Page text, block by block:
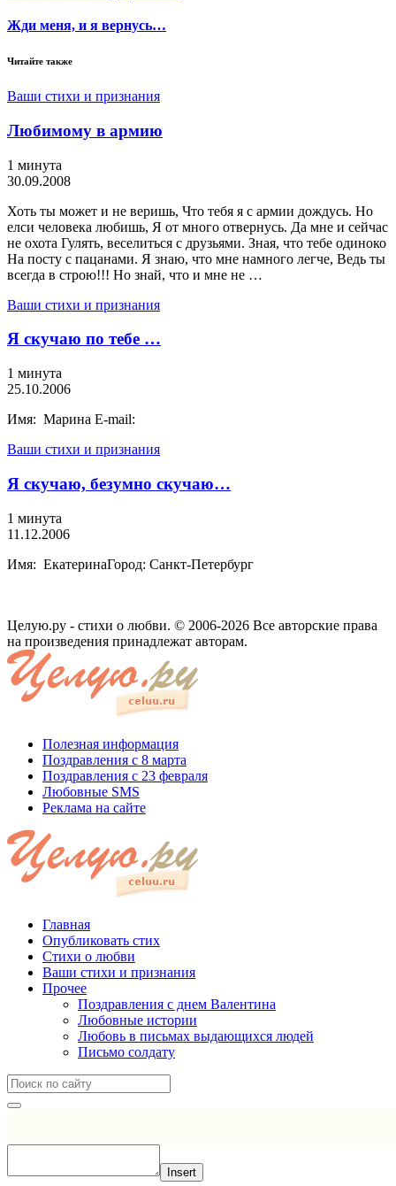
Жди меня, и я вернусь…
Читайте также
Ваши стихи и признания
Любимому в армию
1 минута
30.09.2008
Хоть ты может и не веришь, Что тебя я с армии дождусь. Но
елси человека любишь, Я от много отвернусь. Да мне и сейчас
не охота Гулять, веселиться с друзьями. Зная, что тебе одиноко
На посту с пацанами. Я знаю, что мне намного легче, Ведь ты
всегда в строю!!! Но знай, что и мне не …
Ваши стихи и признания
Я скучаю по тебе …
1 минута
25.10.2006
Имя: Марина E-mail:
Ваши стихи и признания
Я скучаю, безумно скучаю…
1 минута
11.12.2006
Имя: ЕкатеринаГород: Санкт-Петербург
Целую.ру - стихи о любви. © 2006-2026 Все авторские права
на произведения принадлежат авторам.
Полезная информация
Поздравления с 8 марта
Поздравления с 23 февраля
Любовные SMS
Реклама на сайте
Главная
Опубликовать стих
Стихи о любви
Ваши стихи и признания
Прочее
Поздравления с днем Валентина
Любовные истории
Любовь в письмах выдающихся людей
Письмо солдату
Insert